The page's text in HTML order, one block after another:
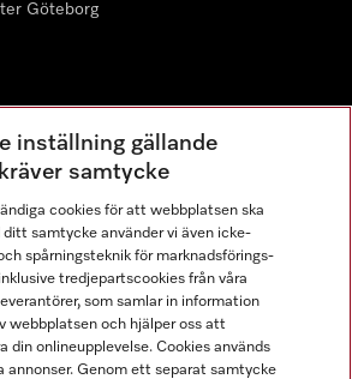
Göteborg
Instagram
Miele på Youtube
inställning gällande
samtycke
cookies för att webbplatsen ska
samtycke använder vi även icke-
spårningsteknik för marknadsförings-
tredjepartscookies från våra
som samlar in information
webbplatsen och hjälper oss att
din onlineupplevelse. Cookies används
annonser. Genom ett separat samtycke